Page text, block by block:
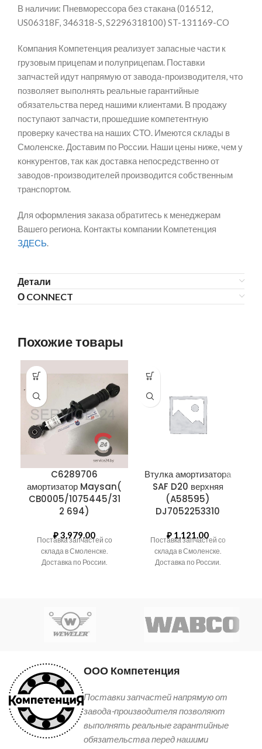
В наличии: Пневморессора без стакана (016512,
US06318F, 346318-S, S2296318100) ST-131169-CO
Компания Компетенция реализует запасные части к
грузовым прицепам и полуприцепам. Поставки
запчастей идут напрямую от завода-производителя, что
позволяет выполнять реальные гарантийные
обязательства перед нашими клиентами. В продажу
поступают запчасти, прошедшие компетентную
проверку качества на наших СТО. Имеются склады в
Смоленске. Доставим по России. Наши цены ниже, чем у
конкурентов, так как доставка непосредственно от
заводов-производителей производится собственным
транспортом.
Для оформления заказа обратитесь к менеджерам
Вашего региона. Контакты компании Компетенция
ЗДЕСЬ.
Детали
О CONNECT
Похожие товары
C6289706
амортизатор Maysan(
CB0005/1075445/31
2 694)
₽3,979.00
Поставка запчастей со
склада в Смоленске.
Доставка по России.
Втулка амортизатора
SAF D20 верхняя
(A58595)
DJ7052253310
₽ 1,121.00
Поставка запчастей со
склада в Смоленске.
Доставка по России.
ООО Компетенция
Поставки запчастей напрямую от
завода-производителя позволяют
выполнять реальные гарантийные
обязательства перед нашими